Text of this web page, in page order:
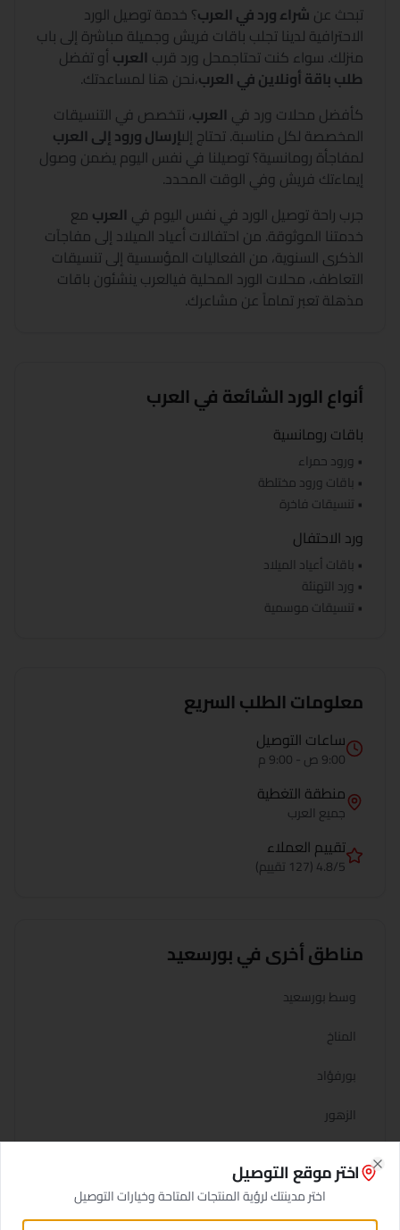
تبحث عن شراء ورد في العرب؟ خدمة توصيل الورد
الاحترافية لدينا تجلب باقات فريش وجميلة مباشرة إلى باب
منزلك. سواء كنت تحتاجمحل ورد قرب العرب أو تفضل
طلب باقة أونلاين في العرب،نحن هنا لمساعدتك.
كأفضل محلات ورد في العرب، نتخصص في التنسيقات
المخصصة لكل مناسبة. تحتاج إلىإرسال ورود إلى العرب
لمفاجأة رومانسية؟ توصيلنا في نفس اليوم يضمن وصول
إيماءتك فريش وفي الوقت المحدد.
جرب راحة توصيل الورد في نفس اليوم في العرب مع
خدمتنا الموثوقة. من احتفالات أعياد الميلاد إلى مفاجآت
الذكرى السنوية، من الفعاليات المؤسسية إلى تنسيقات
التعاطف، محلات الورد المحلية فيالعربينشئون باقات
مذهلة تعبر تماماً عن مشاعرك.
أنواع الورد الشائعة فيالعرب
باقات رومانسية
• ورود حمراء
• باقات ورود مختلطة
• تنسيقات فاخرة
ورد الاحتفال
• باقات أعياد الميلاد
• ورد التهنئة
• تنسيقات موسمية
معلومات الطلب السريع
ساعات التوصيل
9:00 ص - 9:00 م
منطقة التغطية
جميع العرب
تقييم العملاء
4.8/5 (127 تقييم)
مناطق أخرى فيبورسعيد
وسط بورسعيد
المناخ
بورفؤاد
الزهور
اختر موقع التوصيل
اختر مدينتك لرؤية المنتجات المتاحة وخيارات التوصيل
Close